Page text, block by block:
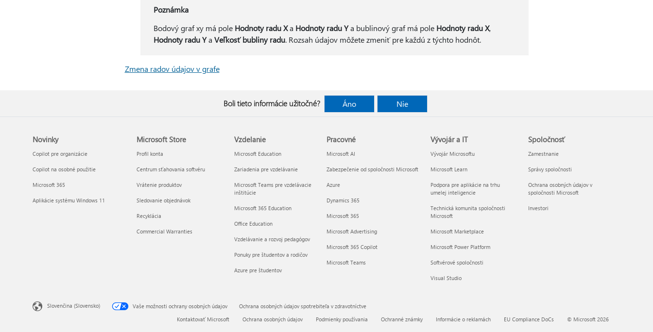
Poznámka
Bodový graf xy má pole Hodnoty radu Xa Hodnoty radu Ya bublinový graf má pole Hodnoty radu X,
Hodnoty radu YaVeľkosť bubliny radu. Rozsah údajov môžete zmeniť pre každú z týchto hodnôt.
Zmena radov údajov v grafe
Boli tieto informácie užitočné? Áno Nie
Novinky
Copilot pre organizácie
Copilot na osobné použitie
Microsoft 365
Aplikácie systému Windows 11
Microsoft Store
Profil konta
Centrum sťahovania softvéru
Vrátenie produktov
Sledovanie objednávok
Recyklácia
Commercial Warranties
Vzdelanie
Microsoft Education
Zariadenia pre vzdelávanie
Microsoft Teams pre vzdelávacie
inštitúcie
Microsoft 365 Education
Office Education
Vzdelávanie a rozvoj pedagógov
Ponuky pre študentov a rodičov
Azure pre študentov
Pracovné
Microsoft AI
Zabezpečenie od spoločnosti Microsoft
Azure
Dynamics 365
Microsoft 365
Microsoft Advertising
Microsoft 365 Copilot
Microsoft Teams
Vývojár a IT
Vývojár Microsoftu
Microsoft Learn
Podpora pre aplikácie na trhu
umelej inteligencie
Technická komunita spoločnosti
Microsoft
Microsoft Marketplace
Microsoft Power Platform
Softvérové spoločnosti
Visual Studio
Spoločnosť
Zamestnanie
Správy spoločnosti
Ochrana osobných údajov v
spoločnosti Microsoft
Investori
Slovenčina (Slovensko) Vaše možnosti ochrany osobných údajov
Ochrana osobných údajov spotrebiteľa v zdravotníctve
Kontaktovať Microsoft
Ochrana osobných údajov Podmienky používania Ochranné známky Informácie o reklamách EU Compliance DoCs © Microsoft 2026